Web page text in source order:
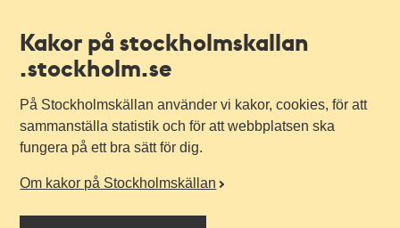
Kakor på stockholmskallan
.stockholm.se
På Stockholmskällan använder vi kakor, cookies, för att
sammanställa statistik och för att webbplatsen ska
fungera på ett bra sätt för dig.
Om kakor på Stockholmskällan